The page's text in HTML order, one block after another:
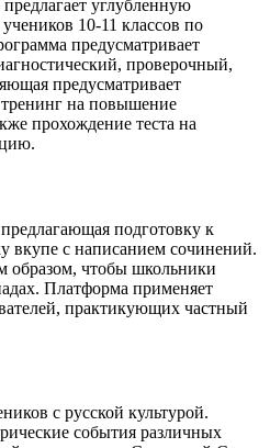
углубленную
10-11 классов по
предусматривает
проверочный,
предусматривает
на повышение
прохождение теста на
подготовку к
вкупе с написанием сочинений.
образом, чтобы школьники
Платформа применяет
практикующих частный
с русской культурой.
события различных